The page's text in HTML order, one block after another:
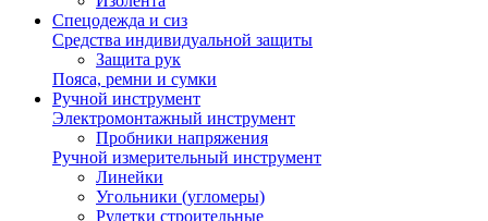
Спецодежда и сиз
Средства индивидуальной защиты
Защита рук
Пояса, ремни и сумки
Ручной инструмент
Электромонтажный инструмент
Пробники напряжения
Ручной измерительный инструмент
Линейки
Угольники (угломеры)
Рулетки строительные